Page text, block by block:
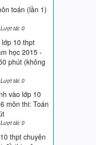
toán (lần 1)
Lượt tải: 0
lớp 10 thpt
học 2015 -
phút (không
Lượt tải: 0
vào lớp 10
môn thi: Toán
Lượt tải: 0
thpt chuyên